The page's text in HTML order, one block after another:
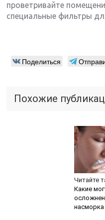
проветривайте
специальные фильтры
Поделиться
Похожие
Читайте
Какие
насморка